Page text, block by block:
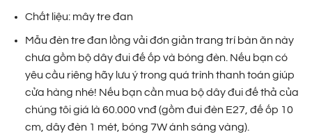
Chất liệu: mây tre đan
Mẫu đèn tre đan lồng vải đơn giản trang trí bàn ăn này
chưa gồm bộ dây đui đế ốp và bóng đèn. Nếu bạn có
yêu cầu riêng hãy lưu ý trong quá trình thanh toán giúp
cửa hàng nhé! Nếu bạn cần mua bộ dây đui đế thả của
chúng tôi giá là 60.000 vnđ (gồm đui đèn E27, đế ốp 10
cm, dây đèn 1 mét, bóng 7W ánh sáng vàng).